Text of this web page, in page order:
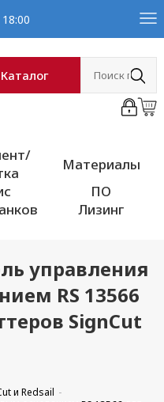
Каталог
Материалы
ПО
Лизинг
управления
RS 13566
SignCut
и Redsail